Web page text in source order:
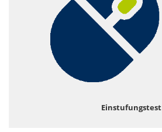
Einstufungstest